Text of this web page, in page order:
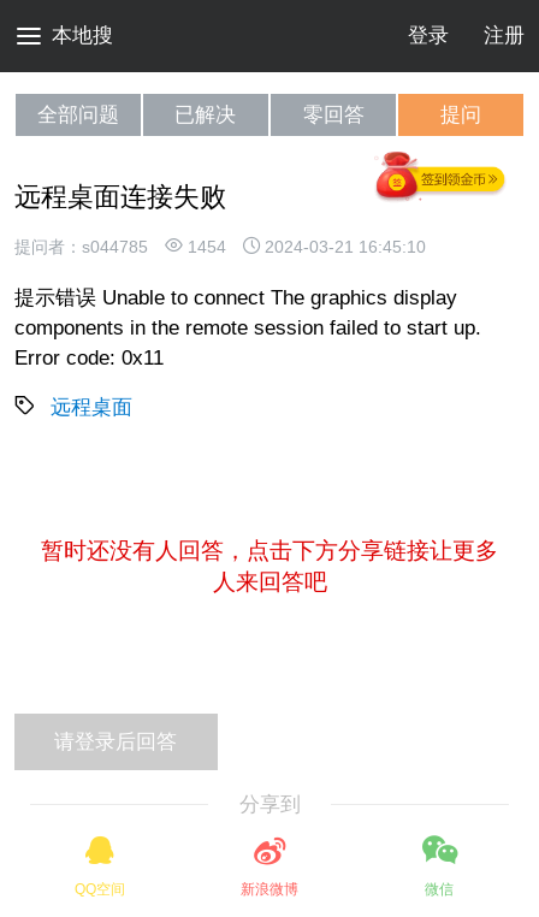
本地搜 登录 注册
全部问题 已解决 零回答 提问
远程桌面连接失败
提问者：s044785 1454 2024-03-21 16:45:10
提示错误 Unable to connect The graphics display
components in the remote session failed to start up.
Error code: 0x11
远程桌面
暂时还没有人回答，点击下方分享链接让更多
人来回答吧
分享到
QQ空间 新浪微博 微信